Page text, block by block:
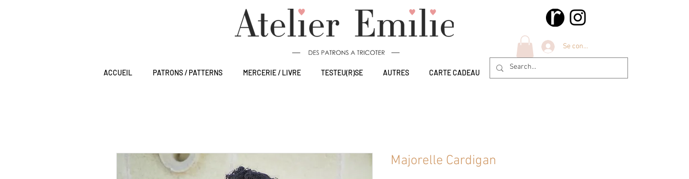
ACCUEIL PATRONS / PATTERNS MERCERIE / LIVRE TESTEU(R)SE AUTRES CARTE CADEAU
Se connecter
Majorelle Cardigan